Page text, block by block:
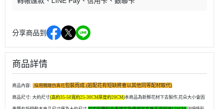
分享商品到
商品詳情
商品內容: .採用精緻仿真花包裝而成.(若配花有短缺將會以其他同等配材取代)
商品尺寸: 大約尺寸(高約35-50寬約25-30CM厚度約20CM)本商品為新鮮花材下去製作,花朵大小會因